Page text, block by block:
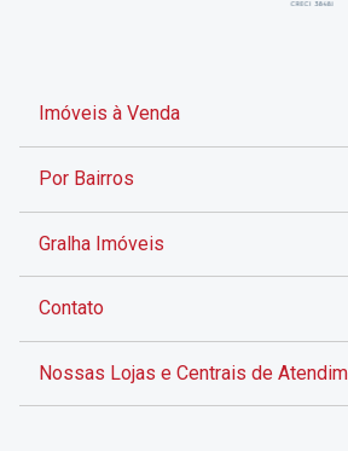
Imóveis à Venda
Por Bairros
Gralha Imóveis
Contato
Nossas Lojas e Centrais de